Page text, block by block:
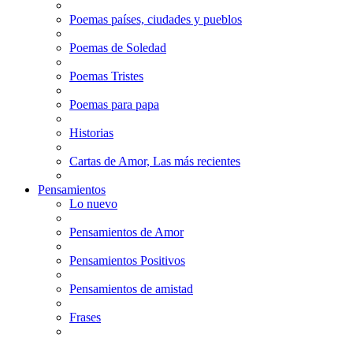
Poemas países, ciudades y pueblos
Poemas de Soledad
Poemas Tristes
Poemas para papa
Historias
Cartas de Amor, Las más recientes
Pensamientos
Lo nuevo
Pensamientos de Amor
Pensamientos Positivos
Pensamientos de amistad
Frases